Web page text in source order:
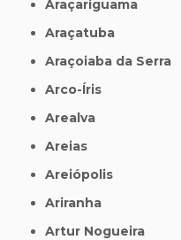
Araçariguama
Araçatuba
Araçoiaba da Serra
Arco-Íris
Arealva
Areias
Areiópolis
Ariranha
Artur Nogueira